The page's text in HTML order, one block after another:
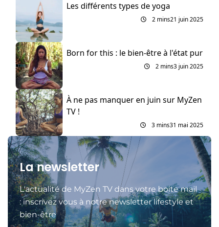
Les différents types de yoga
2 mins21 juin 2025
Born for this : le bien-être à l'état pur
2 mins3 juin 2025
À ne pas manquer en juin sur MyZen
TV !
3 mins31 mai 2025
La newsletter
L'actualité de MyZen TV dans votre boite mail
: inscrivez vous à notre newsletter lifestyle et
bien-être